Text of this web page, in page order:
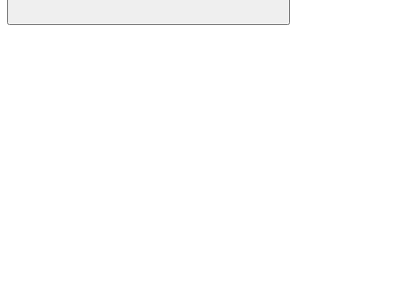
Buscar